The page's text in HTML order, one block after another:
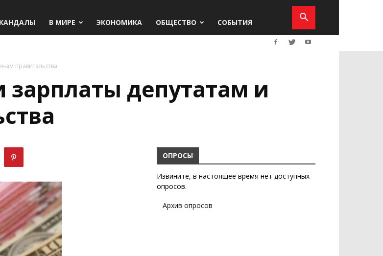
В МИРЕ ЭКОНОМИКА ОБЩЕСТВО СОБЫТИЯ
правительства
зарплаты депутатам и
ОПРОСЫ
Извините, в настоящее время нет доступных
опросов.
Архив опросов